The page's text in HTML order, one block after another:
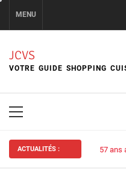
content
MENU
JCVS
VOTRE GUIDE SHOPPING
Primary
ACTUALITÉS : 57 ans